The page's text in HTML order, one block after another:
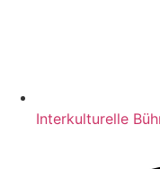
Interkulturelle